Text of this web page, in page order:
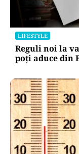
LIFESTYLE
Reguli noi la
poți aduce din